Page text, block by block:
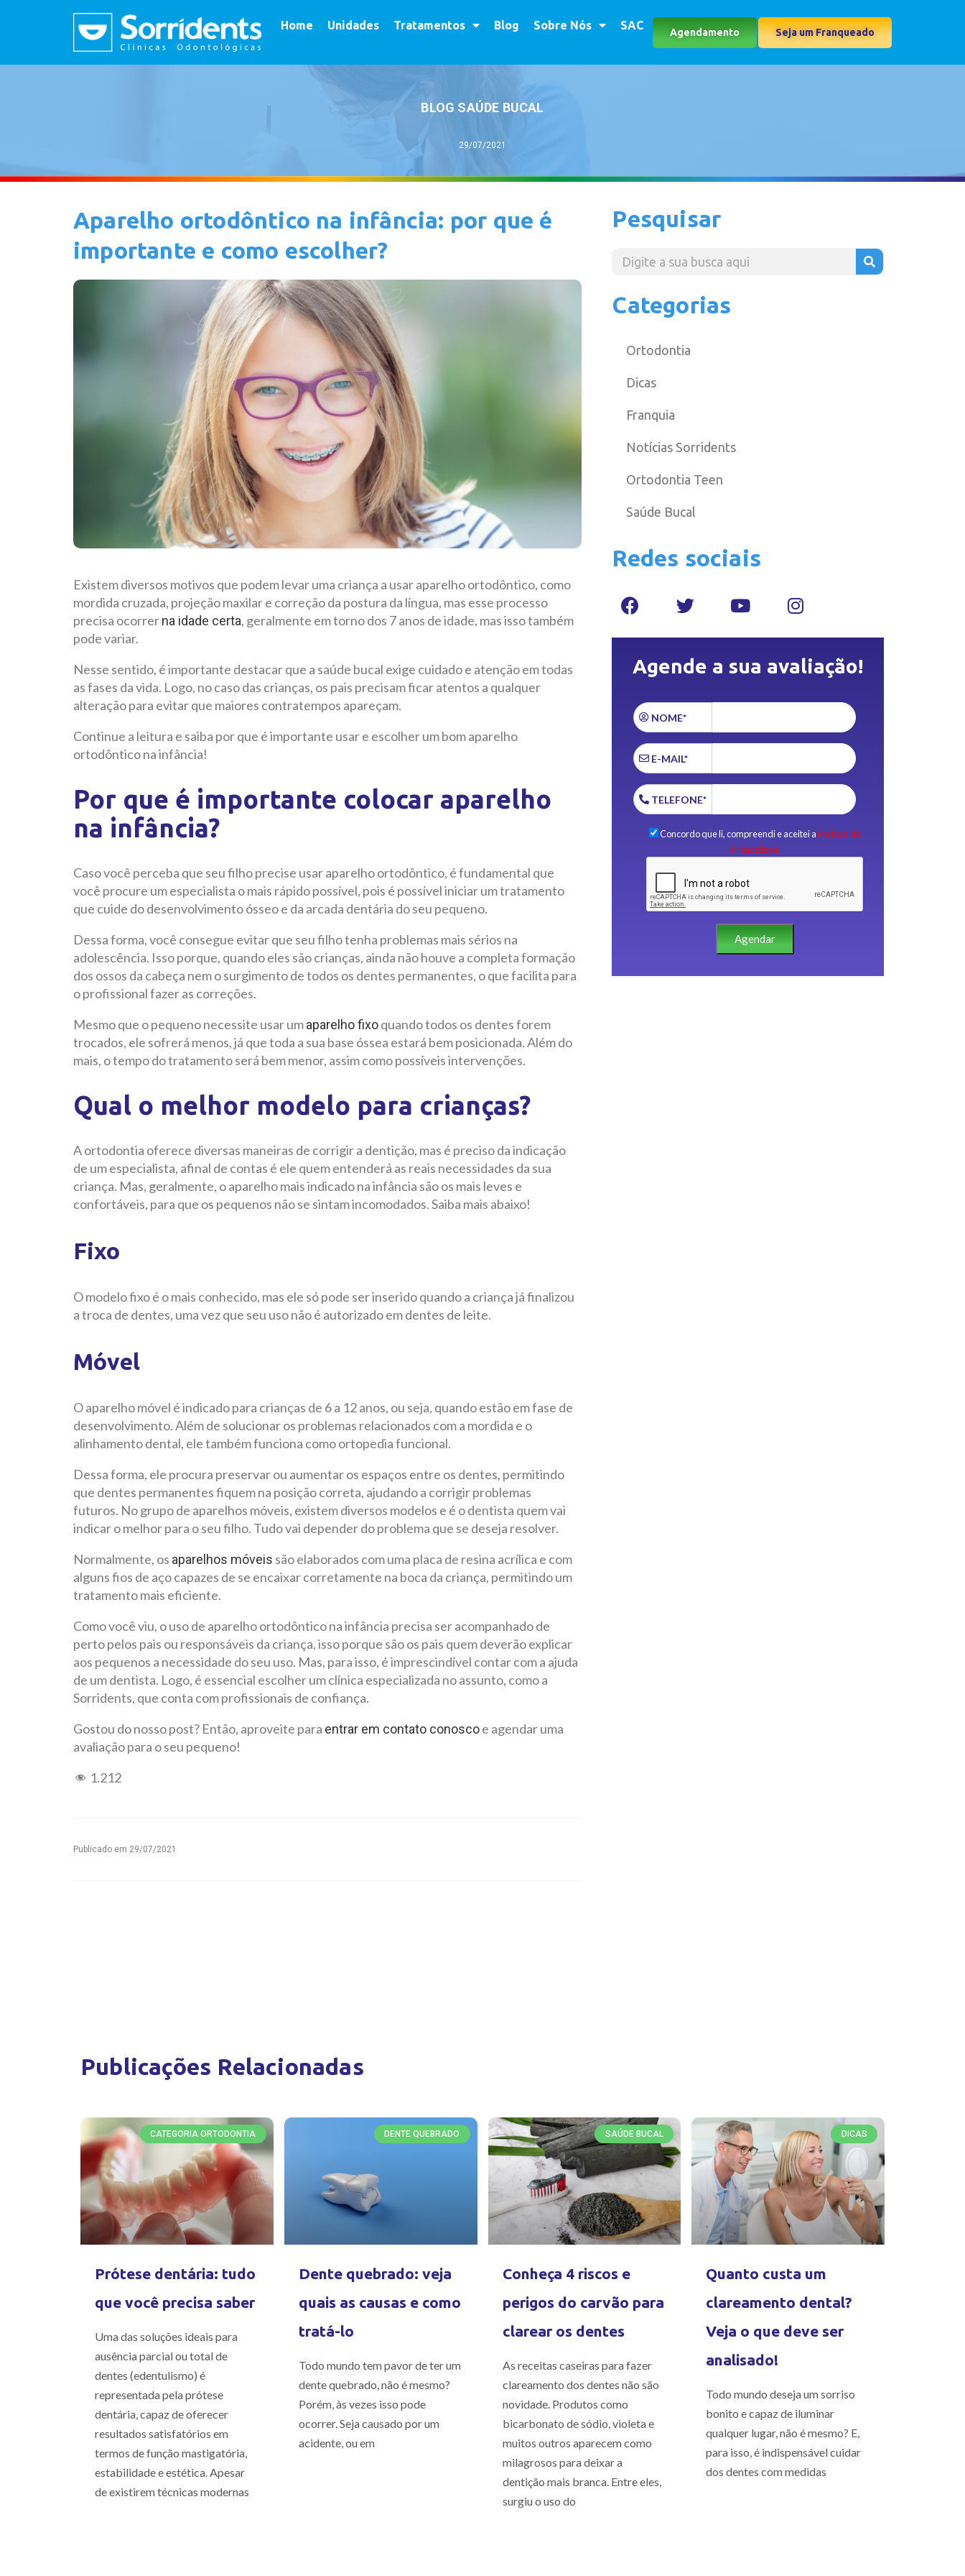
Home Unidades Tratamentos Blog Sobre Nós SAC
Agendamento Seja um Franqueado
BLOG SAÚDE BUCAL
29/07/2021
Aparelho ortodôntico na infância: por que é
importante e como escolher?
Existem diversos motivos que podem levar uma criança a usar aparelho ortodôntico, como
mordida cruzada, projeção maxilar e correção da postura da língua, mas esse processo
precisa ocorrerna idade certa, geralmente em torno dos 7 anos de idade, mas isso também
pode variar.
Nesse sentido, é importante destacar que a saúde bucal exige cuidado e atenção em todas
as fases da vida. Logo, no caso das crianças, os pais precisam ficar atentos a qualquer
alteração para evitar que maiores contratempos apareçam.
Continue a leitura e saiba por que é importante usar e escolher um bom aparelho
ortodôntico na infância!
Por que é importante colocar aparelho
na infância?
Caso você perceba que seu filho precise usar aparelho ortodôntico, é fundamental que
você procure um especialista o mais rápido possível, pois é possível iniciar um tratamento
que cuide do desenvolvimento ósseo e da arcada dentária do seu pequeno.
Dessa forma, você consegue evitar que seu filho tenha problemas mais sérios na
adolescência. Isso porque, quando eles são crianças, ainda não houve a completa formação
dos ossos da cabeça nem o surgimento de todos os dentes permanentes, o que facilita para
o profissional fazer as correções.
Mesmo que o pequeno necessite usar umaparelho fixoquando todos os dentes forem
trocados, ele sofrerá menos, já que toda a sua base óssea estará bem posicionada. Além do
mais, o tempo do tratamento será bem menor, assim como possíveis intervenções.
Qual o melhor modelo para crianças?
A ortodontia oferece diversas maneiras de corrigir a dentição, mas é preciso da indicação
de um especialista, afinal de contas é ele quem entenderá as reais necessidades da sua
criança. Mas, geralmente, o aparelho mais indicado na infância são os mais leves e
confortáveis, para que os pequenos não se sintam incomodados. Saiba mais abaixo!
Fixo
O modelo fixo é o mais conhecido, mas ele só pode ser inserido quando a criança já finalizou
a troca de dentes, uma vez que seu uso não é autorizado em dentes de leite.
Móvel
O aparelho móvel é indicado para crianças de 6 a 12 anos, ou seja, quando estão em fase de
desenvolvimento. Além de solucionar os problemas relacionados com a mordida e o
alinhamento dental, ele também funciona como ortopedia funcional.
Dessa forma, ele procura preservar ou aumentar os espaços entre os dentes, permitindo
que dentes permanentes fiquem na posição correta, ajudando a corrigir problemas
futuros. No grupo de aparelhos móveis, existem diversos modelos e é o dentista quem vai
indicar o melhor para o seu filho. Tudo vai depender do problema que se deseja resolver.
Normalmente, os aparelhos móveis são elaborados com uma placa de resina acrílica e com
alguns fios de aço capazes de se encaixar corretamente na boca da criança, permitindo um
tratamento mais eficiente.
Como você viu, o uso de aparelho ortodôntico na infância precisa ser acompanhado de
perto pelos pais ou responsáveis da criança, isso porque são os pais quem deverão explicar
aos pequenos a necessidade do seu uso. Mas, para isso, é imprescindível contar com a ajuda
de um dentista. Logo, é essencial escolher um clínica especializada no assunto, como a
Sorridents, que conta com profissionais de confiança.
Gostou do nosso post? Então, aproveite para entrar em contato conoscoe agendar uma
avaliação para o seu pequeno!
1.212
Publicado em 29/07/2021
Pesquisar
Categorias
Ortodontia
Dicas
Franquia
Notícias Sorridents
Ortodontia Teen
Saúde Bucal
Redes sociais
Agende a sua avaliação!
NOME*
E-MAIL*
TELEFONE*
Concordo que li, compreendi e aceitei aPolítica de
Privacidade.
Agendar
Publicações Relacionadas
CATEGORIA ORTODONTIA
Prótese dentária: tudo
que você precisa saber
Uma das soluções ideais para
ausência parcial ou total de
dentes (edentulismo) é
representada pela prótese
dentária, capaz de oferecer
resultados satisfatórios em
termos de função mastigatória,
estabilidade e estética. Apesar
de existirem técnicas modernas
DENTE QUEBRADO
Dente quebrado: veja
quais as causas e como
tratá-lo
Todo mundo tem pavor de ter um
dente quebrado, não é mesmo?
Porém, às vezes isso pode
ocorrer. Seja causado por um
acidente, ou em
SAÚDE BUCAL
Conheça 4 riscos e
perigos do carvão para
clarear os dentes
As receitas caseiras para fazer
clareamento dos dentes não são
novidade. Produtos como
bicarbonato de sódio, violeta e
muitos outros aparecem como
milagrosos para deixar a
dentição mais branca. Entre eles,
surgiu o uso do
DICAS
Quanto custa um
clareamento dental?
Veja o que deve ser
analisado!
Todo mundo deseja um sorriso
bonito e capaz de iluminar
qualquer lugar, não é mesmo? E,
para isso, é indispensável cuidar
dos dentes com medidas